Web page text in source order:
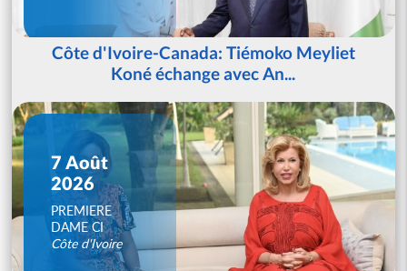
Côte d'Ivoire-Canada: Tiémoko Meyliet
Koné échange avec An...
7 Août
2026
PREMIERE
DAME CI
Côte d'Ivoire